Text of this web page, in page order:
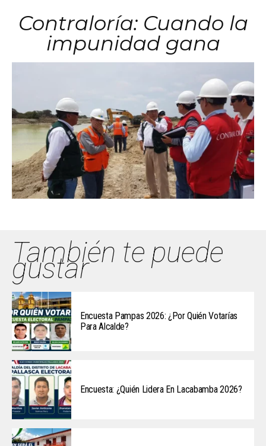
Contraloría: Cuando la
impunidad gana
También te puede
gustar
Encuesta Pampas 2026: ¿Por Quién Votarías
Para Alcalde?
Encuesta: ¿Quién Lidera En Lacabamba 2026?